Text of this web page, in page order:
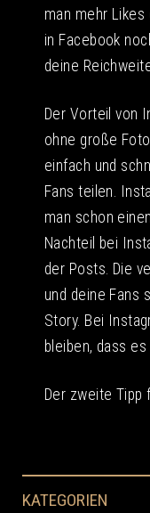
man mehr Likes
in Facebook
deine
Der Vorteil von
ohne große
einfach und
Fans teilen.
man schon
Nachteil bei
der Posts. Die
und deine Fans
Story. Bei
bleiben, dass
Der zweite Tipp
KATEGORIEN